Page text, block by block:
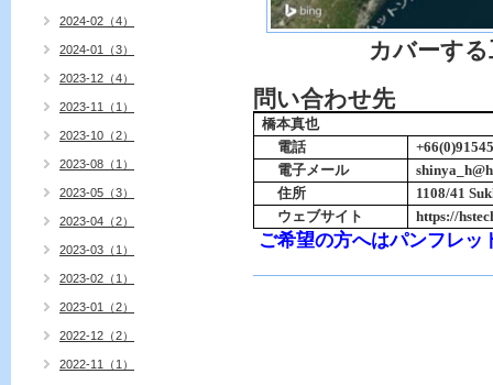
カバーする工業
問い合わせ先
橋本真也
電話
電子メール
住所
1108/41
ウェブサイト
https://
ご希望の方へはパンフレッ
2024-02（4）
2024-01（3）
2023-12（4）
2023-11（1）
2023-10（2）
2023-08（1）
2023-05（3）
2023-04（2）
2023-03（1）
2023-02（1）
2023-01（2）
2022-12（2）
2022-11（1）